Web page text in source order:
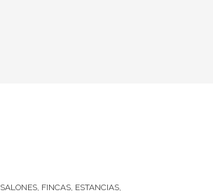
SALONES, FINCAS, ESTANCIAS,